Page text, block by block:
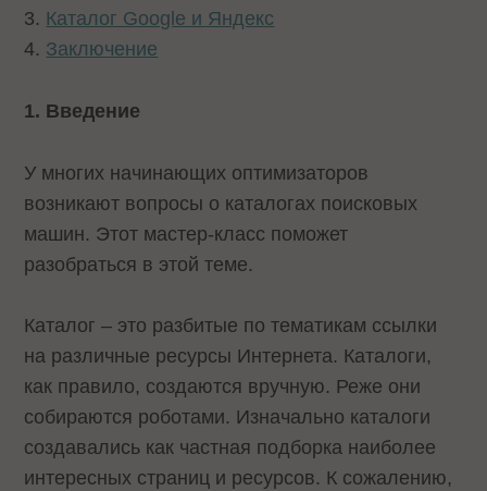
3. Каталог Google и Яндекс
4. Заключение
1. Введение
У многих начинающих оптимизаторов
возникают вопросы о каталогах поисковых
машин. Этот мастер-класс поможет
разобраться в этой теме.
Каталог – это разбитые по тематикам ссылки
на различные ресурсы Интернета. Каталоги,
как правило, создаются вручную. Реже они
собираются роботами. Изначально каталоги
создавались как частная подборка наиболее
интересных страниц и ресурсов. К сожалению,